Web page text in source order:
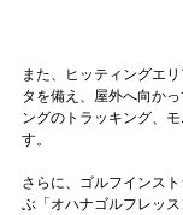
また、ヒッティングエ
タを備え、屋外へ向か
ングのトラッキング、
す。
さらに、ゴルフインス
ぶ「オハナゴルフレッ